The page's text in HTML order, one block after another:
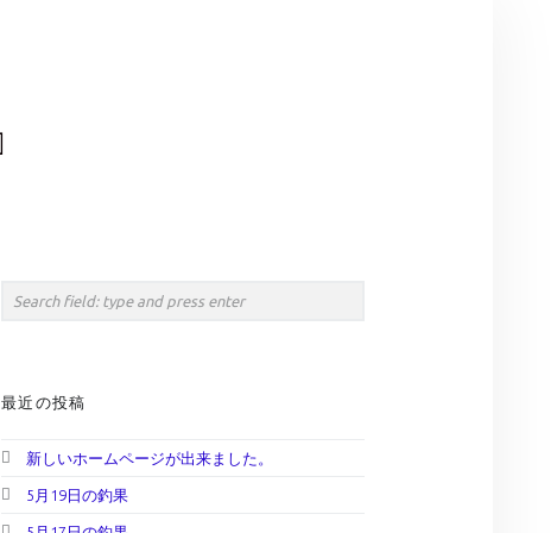
最近の投稿
新しいホームページが出来ました。
5月19日の釣果